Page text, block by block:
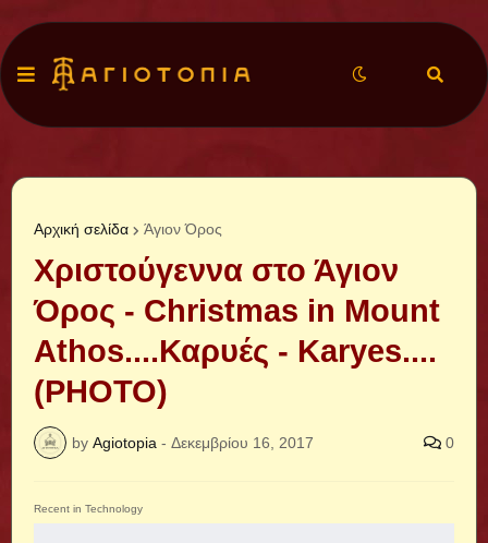
Αρχική σελίδα Άγιον Όρος
Χριστούγεννα στο Άγιον
Όρος - Christmas in Mount
Athos....Καρυές - Karyes....
(PHOTO)
by Agiotopia - Δεκεμβρίου 16, 2017 0
Recent in Technology